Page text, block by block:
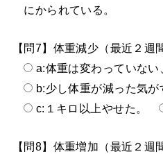
にかられている。
【問7】体重減少（最近２週
a:体重は変わっていない
b:少し体重が減った気が
c:１キロ以上やせた。
【問8】体重増加（最近２週